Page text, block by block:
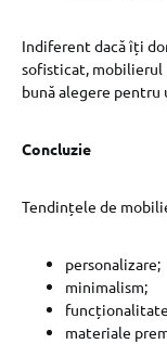
Indiferent dacă îți
sofisticat, mobilierul
bună alegere
Concluzie
Tendințele de
personalizare;
minimalism;
materiale